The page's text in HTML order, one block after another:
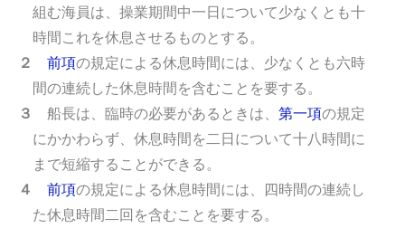
組む海員は、操業期間中一日について少なくとも十
時間これを休息させるものとする。
２ 前項の規定による休息時間には、少なくとも六時
間の連続した休息時間を含むことを要する。
３ 船長は、臨時の必要があるときは、 第一項の規定
にかかわらず、休息時間を二日について十八時間に
まで短縮することができる。
４ 前項の規定による休息時間には、四時間の連続し
た休息時間二回を含むことを要する。